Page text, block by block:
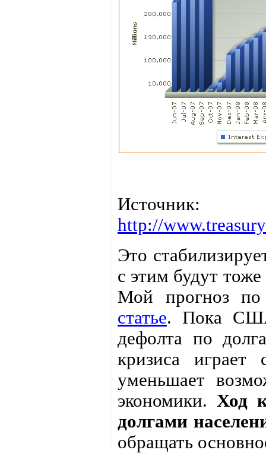
Источник:
http://
Это
с этим будут
Мой прогноз
статье. Пока США
дефолта по
кризиса
уменьшает
экономики. Ход
долгами
обращать